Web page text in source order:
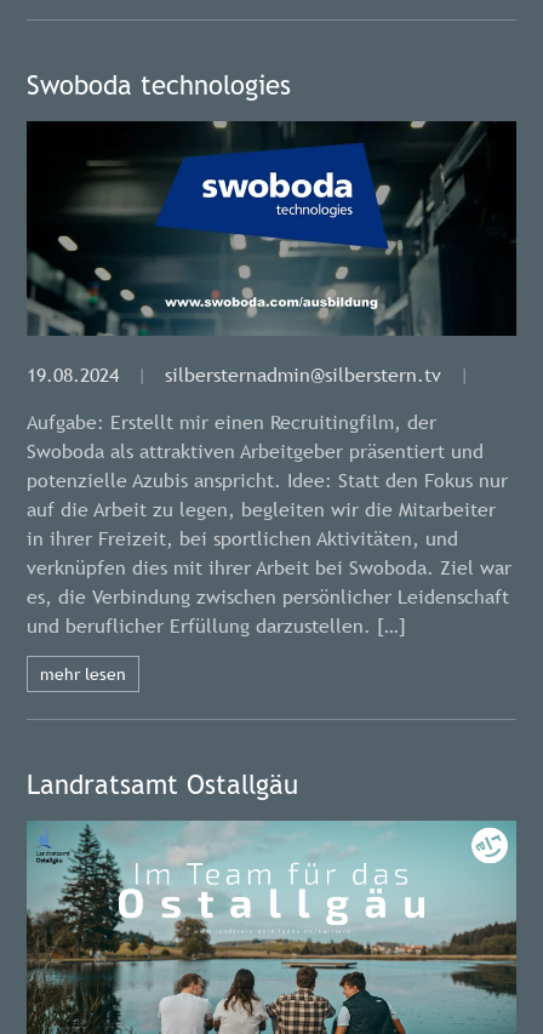
Swoboda technologies
19.08.2024 | silbersternadmin@silberstern.tv |
Aufgabe: Erstellt mir einen Recruitingfilm, der
Swoboda als attraktiven Arbeitgeber präsentiert und
potenzielle Azubis anspricht. Idee: Statt den Fokus nur
auf die Arbeit zu legen, begleiten wir die Mitarbeiter
in ihrer Freizeit, bei sportlichen Aktivitäten, und
verknüpfen dies mit ihrer Arbeit bei Swoboda. Ziel war
es, die Verbindung zwischen persönlicher Leidenschaft
und beruflicher Erfüllung darzustellen. […]
mehr lesen
Landratsamt Ostallgäu